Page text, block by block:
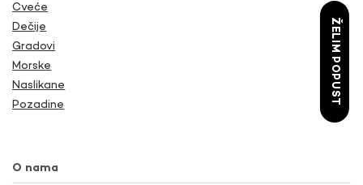
Cveće
Dečije
Gradovi
Morske
Naslikane
Pozadine
O nama
ŽELIM POPUST